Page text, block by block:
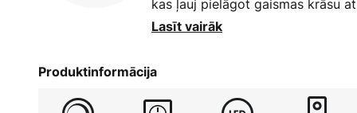
kas ļauj pielāgot gaismas krāsu
viegli ieslēgt vai izslēgt,
jūsu interjerā un rada patīkamu
Lasīt vairāk
Produktinformācija